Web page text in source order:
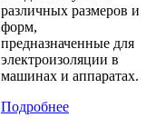
различных размеров и
форм,
предназначенные для
электроизоляции в
машинах и аппаратах.
Подробнее